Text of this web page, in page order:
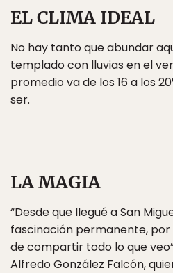
EL CLIMA IDEAL
No hay tanto que abundar
templado con lluvias en el
promedio va de los 16 a los
ser.
LA MAGIA
“Desde que llegué a San
fascinación permanente,
de compartir todo lo que
Alfredo González Falcón,